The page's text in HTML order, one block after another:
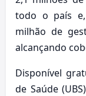
todo o país
milhão de
alcançando
Disponível
de Saúde